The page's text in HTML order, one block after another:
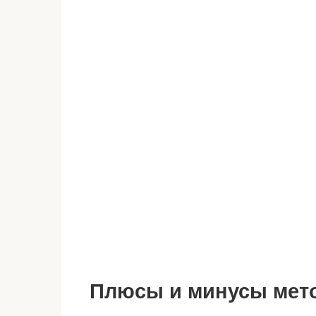
Плюсы и минусы